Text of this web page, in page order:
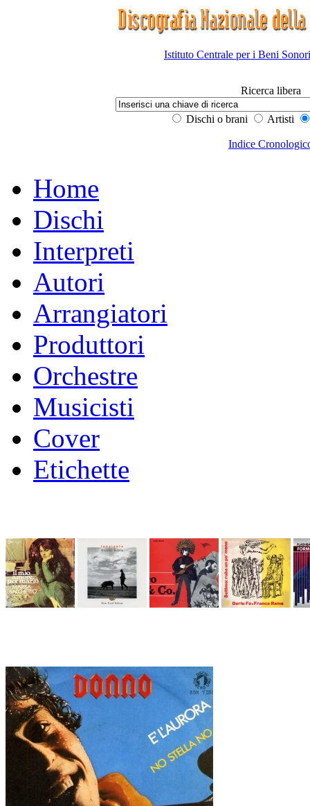
Istituto Centrale per i Beni
Ricerca libera
Dischi o brani Artisti
Indice
Home
Dischi
Interpreti
Autori
Arrangiatori
Produttori
Orchestre
Musicisti
Cover
Etichette